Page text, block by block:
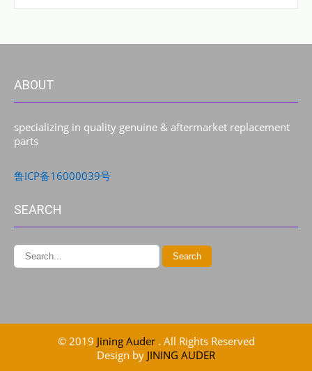
ABOUT
specializing in quality genuine & aftermarket replacement
parts
鲁ICP备16000039号
SEARCH
© 2019 Jining Auder . All Rights Reserved
Design by JINING AUDER